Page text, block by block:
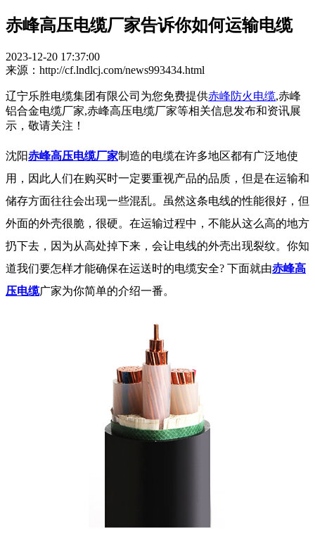
赤峰高压电缆厂家告诉你如何运输电缆
2023-12-20 17:37:00
来源：http://cf.lndlcj.com/news993434.html
辽宁乐胜电缆集团有限公司为您免费提供赤峰防火电缆,赤峰
铝合金电缆厂家,赤峰高压电缆厂家等相关信息发布和资讯展
示，敬请关注！
沈阳赤峰高压电缆厂家制造的电缆在许多地区都有广泛地使
用，因此人们在购买时一定要重视产品的品质，但是在运输和
储存方面往往会出现一些混乱。虽然这条电线的性能很好，但
外面的外壳很脆，很硬。在运输过程中，不能从这么高的地方
扔下去，因为从高处掉下来，会让电线的外壳出现裂纹。你知
道我们要怎样才能确保在运送时的电缆安全? 下面就由赤峰高
压电缆广家为你简单的介绍一番。